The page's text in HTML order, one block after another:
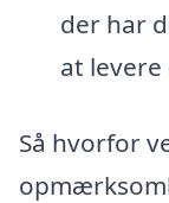
der har
at levere
Så hvorfor